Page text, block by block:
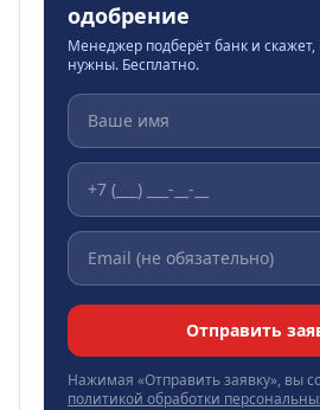
одобрение
Менеджер подберёт банк и
нужны. Бесплатно.
Отправить
Нажимая «Отправить заявку», вы
политикой обработки